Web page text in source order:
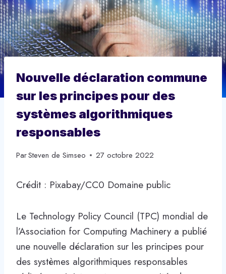
Nouvelle déclaration commune
sur les principes pour des
systèmes algorithmiques
responsables
ParSteven de Simseo 27 octobre 2022
Crédit : Pixabay/CC0 Domaine public
Le Technology Policy Council (TPC) mondial de
l’Association for Computing Machinery a publié
une nouvelle déclaration sur les principes pour
des systèmes algorithmiques responsables